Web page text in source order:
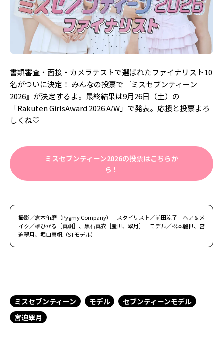
書類審査・面接・カメラテストで選ばれたファイナリスト10
名がついに決定！ みんなの投票で『ミスセブンティーン
2026』が決定するよ。最終結果は9月26日（土）の
「Rakuten GirlsAward 2026 A/W」で発表。応援と投票よろ
しくね♡
ミスセブンティーン2026の投票はこちらか
ら！
撮影／倉本侑磨（Pygmy Company） スタイリスト／前田涼子 ヘア＆メ
イク／榊ひかる［真帆］、黒石真衣［麗世、翠月］ モデル／松本麗世、宮
迫翠月、堀口真帆（STモデル）
ミスセブンティーン モデル
セブンティーンモデル
宮迫翠月